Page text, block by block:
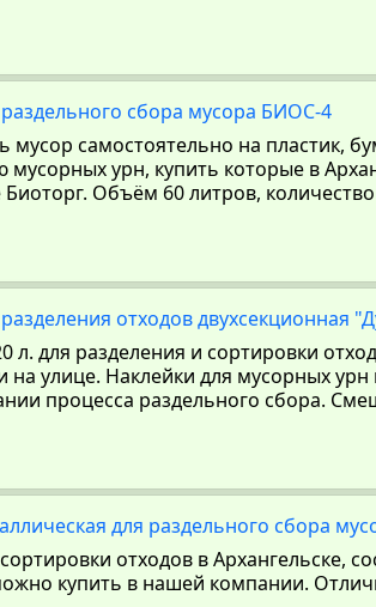
сбора мусора БИОС-4
мусор самостоятельно на пластик,
урн, купить которые в
Биоторг. Объём 60 литров,
отходов двухсекционная
л. для разделения и сортировки
на улице. Наклейки для мусорных урн
процесса раздельного сбора.
для раздельного сбора
отходов в Архангельске,
купить в нашей компании.